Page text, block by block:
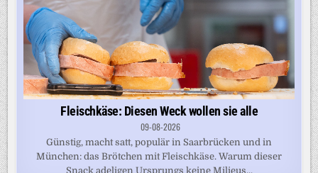
Fleischkäse: Diesen Weck wollen sie alle
09-08-2026
Günstig, macht satt, populär in Saarbrücken und in
München: das Brötchen mit Fleischkäse. Warum dieser
Snack adeligen Ursprungs keine Milieus...